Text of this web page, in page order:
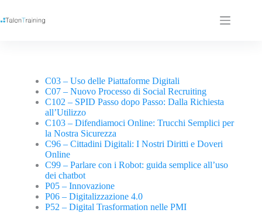
C03 – Uso delle Piattaforme Digitali
C07 – Nuovo Processo di Social Recruiting
C102 – SPID Passo dopo Passo: Dalla Richiesta
all’Utilizzo
C103 – Difendiamoci Online: Trucchi Semplici per
la Nostra Sicurezza
C96 – Cittadini Digitali: I Nostri Diritti e Doveri
Online
C99 – Parlare con i Robot: guida semplice all’uso
dei chatbot
P05 – Innovazione
P06 – Digitalizzazione 4.0
P52 – Digital Trasformation nelle PMI